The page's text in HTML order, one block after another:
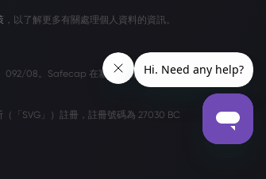
，以了解更多有關處理個人資料的資訊。
092/08。Safecap 在塞浦路斯共和國註冊
「SVG」）註冊，註冊號碼為 27030 BC